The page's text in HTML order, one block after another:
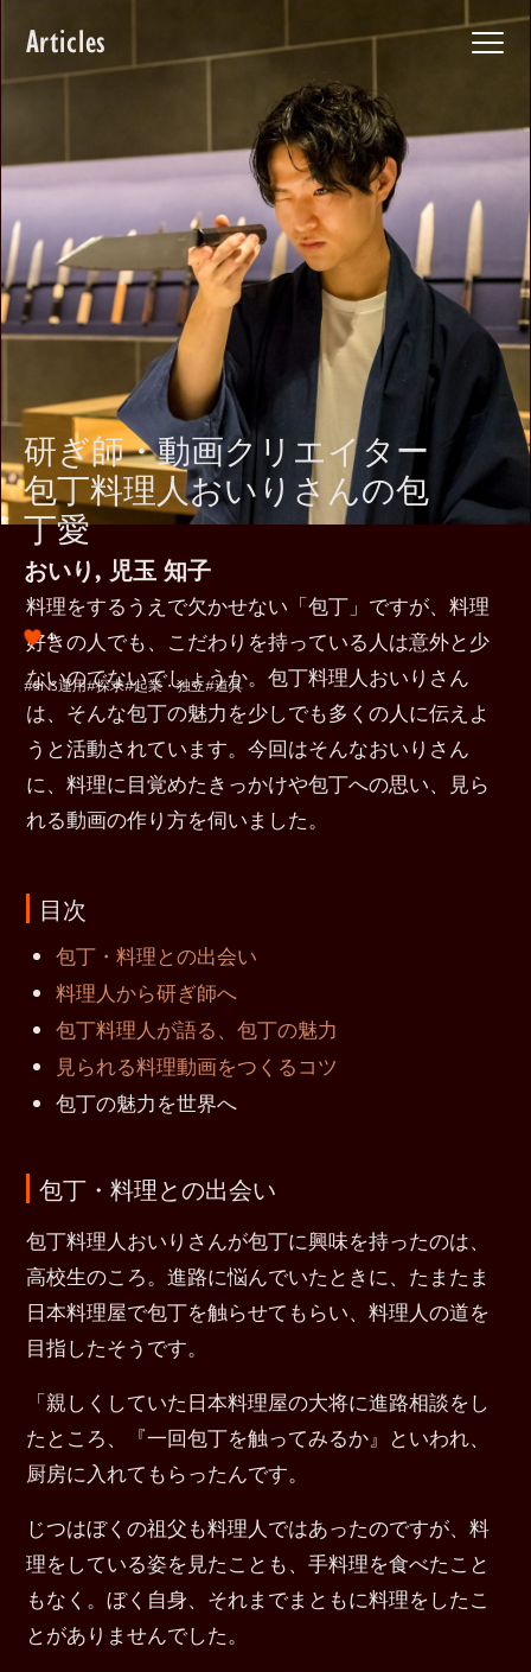
Articles
研ぎ師・動画クリエイター
包丁料理人おいりさんの包
丁愛
おいり, 児玉 知子
4
#SNS運用#探求#起業・独立#道具
料理をするうえで欠かせない「包丁」ですが、料理
好きの人でも、こだわりを持っている人は意外と少
ないのでないでしょうか。包丁料理人おいりさん
は、そんな包丁の魅力を少しでも多くの人に伝えよ
うと活動されています。今回はそんなおいりさん
に、料理に目覚めたきっかけや包丁への思い、見ら
れる動画の作り方を伺いました。
目次
包丁・料理との出会い
料理人から研ぎ師へ
包丁料理人が語る、包丁の魅力
見られる料理動画をつくるコツ
包丁の魅力を世界へ
包丁・料理との出会い
包丁料理人おいりさんが包丁に興味を持ったのは、
高校生のころ。進路に悩んでいたときに、たまたま
日本料理屋で包丁を触らせてもらい、料理人の道を
目指したそうです。
「親しくしていた日本料理屋の大将に進路相談をし
たところ、『一回包丁を触ってみるか』といわれ、
厨房に入れてもらったんです。
じつはぼくの祖父も料理人ではあったのですが、料
理をしている姿を見たことも、手料理を食べたこと
もなく。ぼく自身、それまでまともに料理をしたこ
とがありませんでした。